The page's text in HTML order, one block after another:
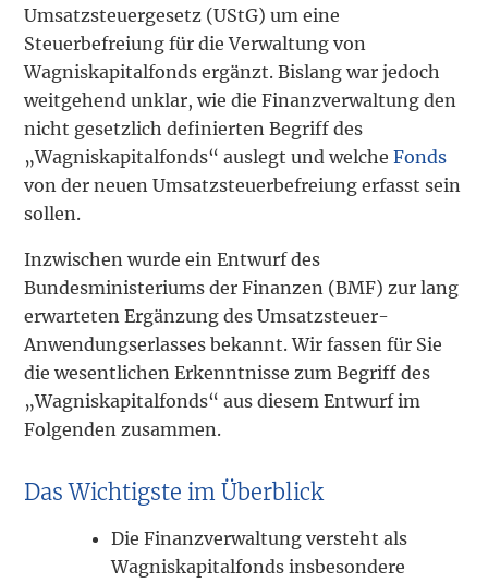
Umsatzsteuergesetz (UStG) um eine
Steuerbefreiung für die Verwaltung von
Wagniskapitalfonds ergänzt. Bislang war jedoch
weitgehend unklar, wie die Finanzverwaltung den
nicht gesetzlich definierten Begriff des
„Wagniskapitalfonds“ auslegt und welcheFonds
von der neuen Umsatzsteuerbefreiung erfasst sein
sollen.
Inzwischen wurde ein Entwurf des
Bundesministeriums der Finanzen (BMF) zur lang
erwarteten Ergänzung des Umsatzsteuer-
Anwendungserlasses bekannt. Wir fassen für Sie
die wesentlichen Erkenntnisse zum Begriff des
„Wagniskapitalfonds“ aus diesem Entwurf im
Folgenden zusammen.
Das Wichtigste im Überblick
Die Finanzverwaltung versteht als
Wagniskapitalfonds insbesondere